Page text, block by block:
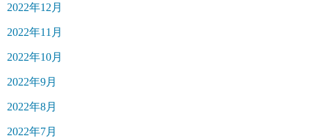
2022年12月
2022年11月
2022年10月
2022年9月
2022年8月
2022年7月